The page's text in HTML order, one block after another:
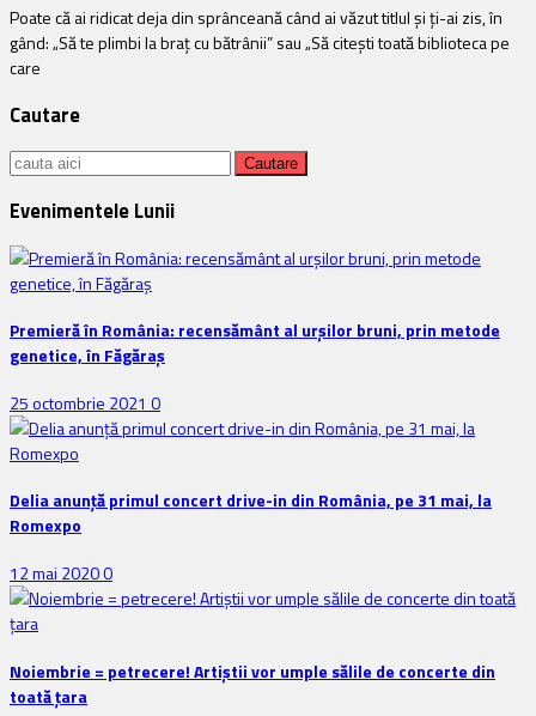
Poate că ai ridicat deja din sprânceană când ai văzut titlul și ți-ai zis, în
gând: „Să te plimbi la braț cu bătrânii” sau „Să citești toată biblioteca pe
care
Cautare
Cauta:
Evenimentele Lunii
Premieră în România: recensământ al urșilor bruni, prin metode
genetice, în Făgăraș
25 octombrie 2021 0
Delia anunţă primul concert drive-in din România, pe 31 mai, la
Romexpo
12 mai 20200
Noiembrie = petrecere! Artiștii vor umple sălile de concerte din
toată țara